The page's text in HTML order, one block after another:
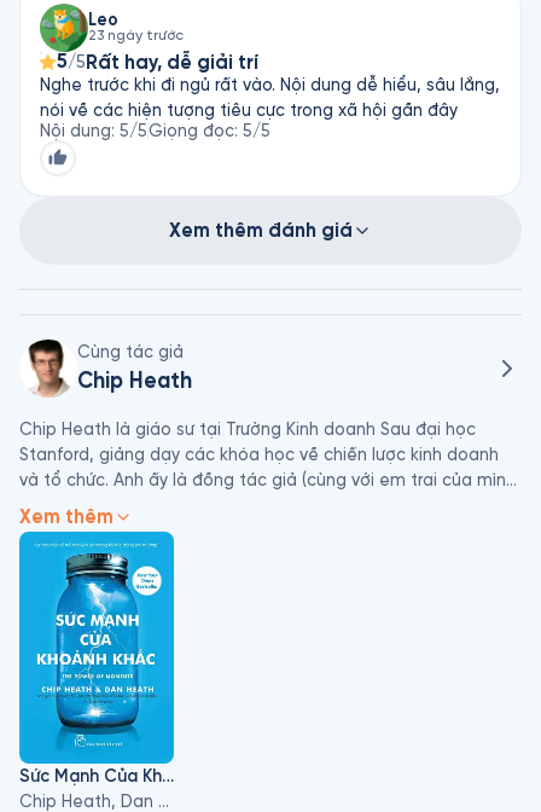
Leo
23 ngày trước
5/5 Rất hay, dễ giải trí
Nghe trước khi đi ngủ rất vào. Nội dung dễ hiểu, sâu lắng,
nói về các hiện tượng tiêu cực trong xã hội gần đây
Nội dung: 5/5Giọng đọc: 5/5
Xem thêm đánh giá
Cùng tác giả
Chip Heath
Chip Heath là giáo sư tại Trường Kinh doanh Sau đại học
Stanford, giảng dạy các khóa học về chiến lược kinh doanh
và tổ chức. Anh ấy là đồng tác giả (cùng với em trai của mình,
Dan) của ba cuốn sách. Sách của họ đã được dịch sang hơn
30 ngôn ngữ bao gồm tiếng Thái, tiếng Ả Rập và tiếng
Lithuania. Chip đã tư vấn với các khách hàng khác nhau, từ
Google và Gap đến Tổ chức Bảo tồn Thiên nhiên và Hiệp hội
Tim mạch Hoa Kỳ.
Xem thêm
Sức Mạnh Của Khoảnh Khắc
Chip Heath, Dan Heath